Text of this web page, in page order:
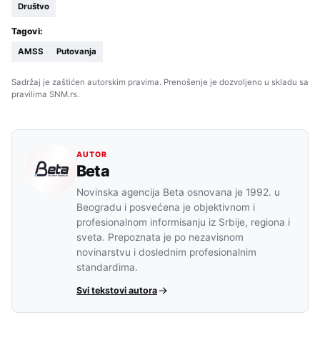
Društvo
Tagovi:
AMSS Putovanja
Sadržaj je zaštićen autorskim pravima. Prenošenje je dozvoljeno u skladu sa
pravilima SNM.rs.
AUTOR
Beta
Novinska agencija Beta osnovana je 1992. u
Beogradu i posvećena je objektivnom i
profesionalnom informisanju iz Srbije, regiona i
sveta. Prepoznata je po nezavisnom
novinarstvu i doslednim profesionalnim
standardima.
Svi tekstovi autora